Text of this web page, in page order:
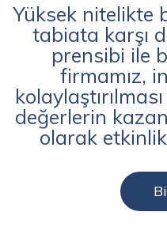
Yüksek nitelikte
tabiata karşı
prensibi ile
firmamız,
değerlerin
olarak